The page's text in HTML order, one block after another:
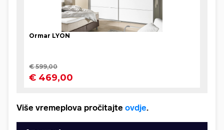
Više vremeplova pročitajte ovdje.